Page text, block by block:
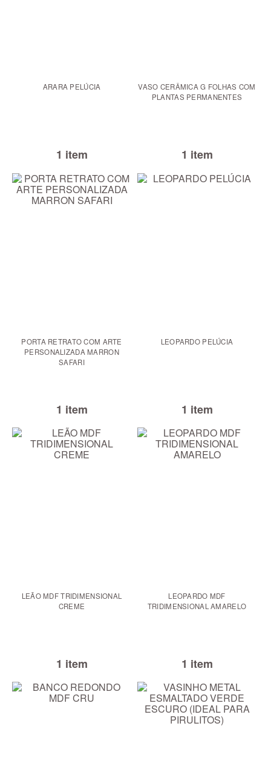
ARARA PELÚCIA
1 item
VASO CERÂMICA G FOLHAS COM
PLANTAS PERMANENTES
1 item
PORTA RETRATO COM ARTE
PERSONALIZADA MARRON
SAFARI
1 item
LEOPARDO PELÚCIA
1 item
LEÃO MDF TRIDIMENSIONAL
CREME
1 item
LEOPARDO MDF
TRIDIMENSIONAL AMARELO
1 item